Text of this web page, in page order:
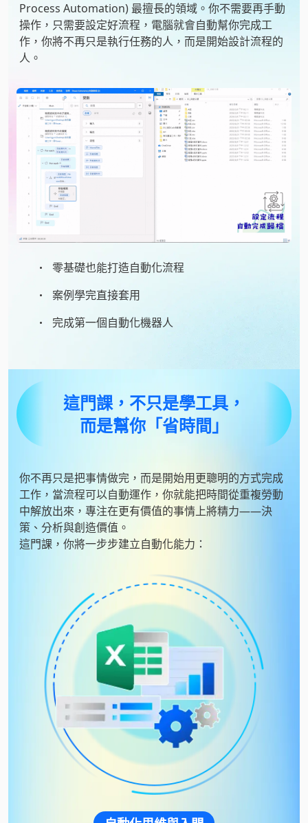
Process Automation) 最擅長的領域。你不需要再手動
操作，只需要設定好流程，電腦就會自動幫你完成工
作，你將不再只是執行任務的人，而是開始設計流程的
人。
零基礎也能打造自動化流程
案例學完直接套用
完成第一個自動化機器人
這門課，不只是學工具，
而是幫你「省時間」
你不再只是把事情做完，而是開始用更聰明的方式完成
工作，當流程可以自動運作，你就能把時間從重複勞動
中解放出來，專注在更有價值的事情上將精力——決
策、分析與創造價值。
這門課，你將一步步建立自動化能力：